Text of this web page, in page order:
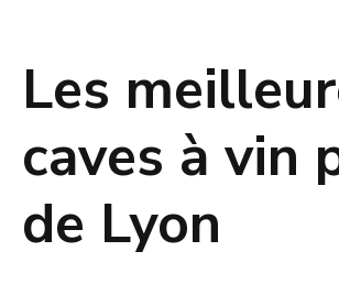
Les
caves à vin
de Lyon